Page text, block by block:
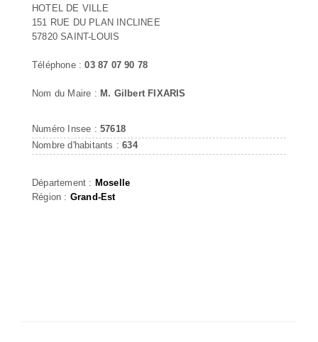
HOTEL DE VILLE
151 RUE DU PLAN INCLINEE
57820 SAINT-LOUIS
Téléphone :03 87 07 90 78
Nom du Maire : M. Gilbert FIXARIS
Numéro Insee : 57618
Nombre d'habitants :634
Département : Moselle
Région : Grand-Est